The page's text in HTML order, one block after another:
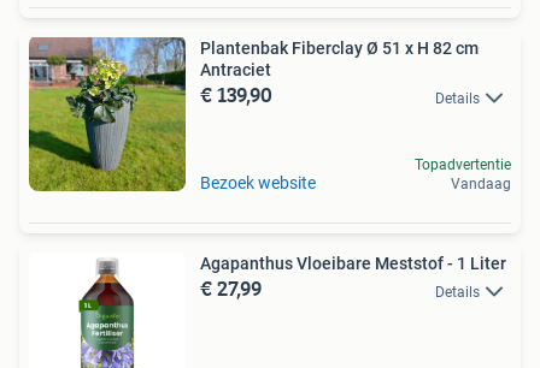
Plantenbak Fiberclay Ø 51 x H 82 cm
Antraciet
€ 139,90 Details
Bezoek website
Topadvertentie
Vandaag
Agapanthus Vloeibare Meststof - 1 Liter
€ 27,99 Details